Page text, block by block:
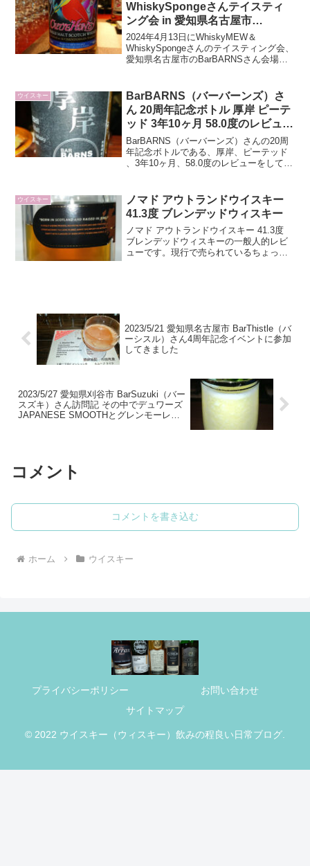
WhiskySpongeさんテイスティ
ング会 in 愛知県名古屋市
BarBARNS（バーバーンズ）さ
ん会場のレビュー（写真かなり多
め）
2024年4月13日にWhiskyMEW＆
WhiskySpongeさんのテイスティング会、
愛知県名古屋市のBarBARNSさん会場で
ウイスキー
BarBARNS（バーバーンズ）さ
ん 20周年記念ボトル 厚岸 ピーテ
ッド 3年10ヶ月 58.0度のレビュー
です
BarBARNS（バーバーンズ）さんの20周
年記念ボトルである、厚岸、ピーテッド
、3年10ヶ月、58.0度のレビューをしてい
ウイスキー
ノマド アウトランドウイスキー
41.3度 ブレンデッドウィスキー
ノマド アウトランドウイスキー 41.3度
ブレンデッドウィスキーの一般人的レビ
ューです。現行で売られているちょっと
2023/5/21 愛知県名古屋市 BarThistle（バ
ーシスル）さん4周年記念イベントに参加
してきました
2023/5/27 愛知県刈谷市 BarSuzuki（バー
スズキ）さん訪問記 その中でデュワーズ
JAPANESE SMOOTHとグレンモーレン
コメント
コメントを書き込む
ホーム ウイスキー
プライバシーポリシー
お問い合わせ
サイトマップ
© 2022 ウイスキー（ウィスキー）飲みの程良い日常ブログ.